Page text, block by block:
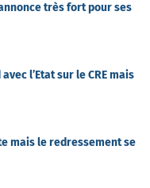
très fort pour ses
l’Etat sur le CRE mais
mais le redressement se